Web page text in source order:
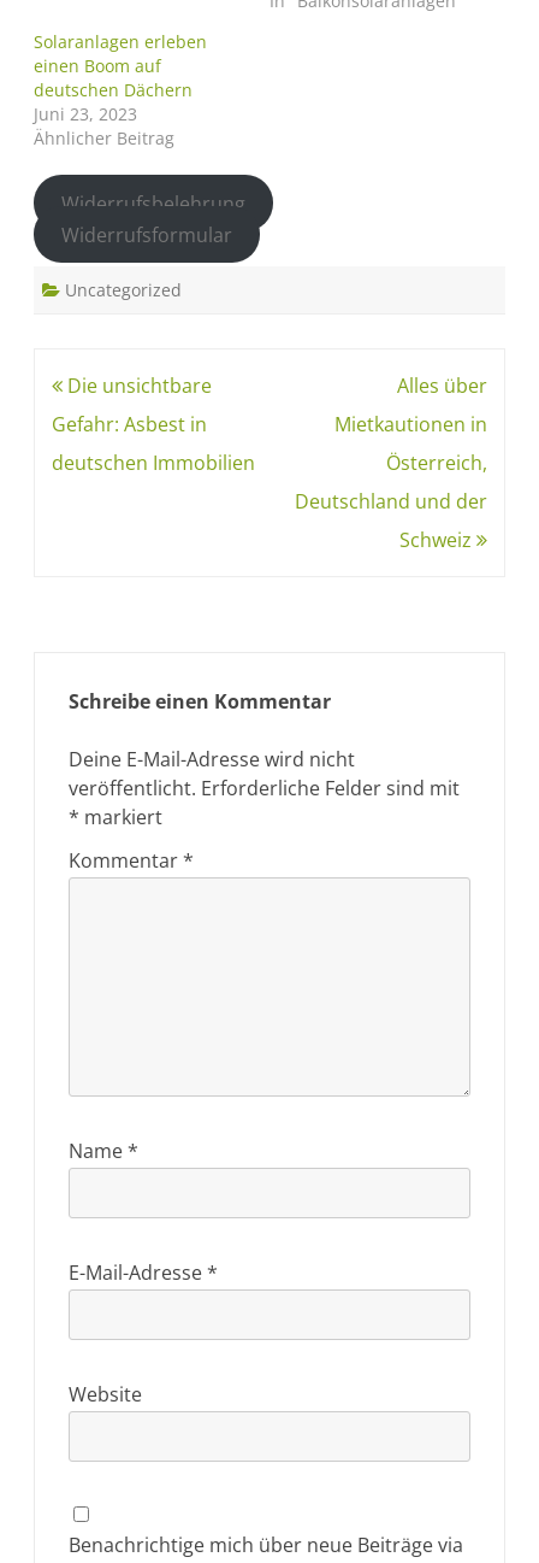
Solaranlagen erleben
einen Boom auf
deutschen Dächern
Juni 23, 2023
Ähnlicher Beitrag
Widerrufsbelehrung
Widerrufsformular
Uncategorized
Die unsichtbare
Gefahr: Asbest in
deutschen Immobilien
Alles über
Mietkautionen in
Österreich,
Deutschland und der
Schweiz
Schreibe einen Kommentar
Deine E-Mail-Adresse wird nicht
veröffentlicht. Erforderliche Felder sind mit
* markiert
Kommentar*
Name*
E-Mail-Adresse*
Website
Benachrichtige mich über neue Beiträge via